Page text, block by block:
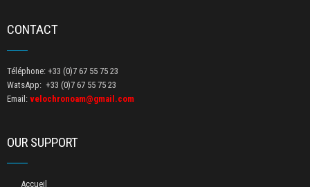
CONTACT
Téléphone: +33 (0)7 67 55 75 23
WatsApp: +33 (0)7 67 55 75 23
Email: velochronoam@gmail.com
OUR SUPPORT
Accueil